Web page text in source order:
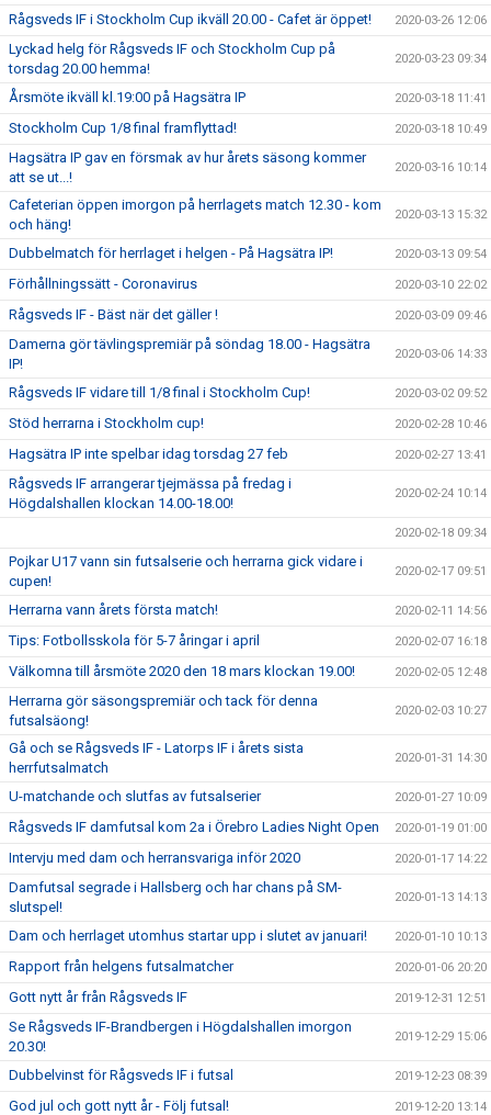
Rågsveds IF i Stockholm Cup ikväll 20.00 - Cafet är öppet! 2020-03-26 12:06
Lyckad helg för Rågsveds IF och Stockholm Cup på
torsdag 20.00 hemma!
2020-03-23 09:34
Årsmöte ikväll kl.19:00 på Hagsätra IP 2020-03-18 11:41
Stockholm Cup 1/8 final framflyttad! 2020-03-18 10:49
Hagsätra IP gav en försmak av hur årets säsong kommer
att se ut...!
2020-03-16 10:14
Cafeterian öppen imorgon på herrlagets match 12.30 - kom
och häng!
2020-03-13 15:32
Dubbelmatch för herrlaget i helgen - På Hagsätra IP! 2020-03-13 09:54
Förhållningssätt - Coronavirus 2020-03-10 22:02
Rågsveds IF - Bäst när det gäller ! 2020-03-09 09:46
Damerna gör tävlingspremiär på söndag 18.00 - Hagsätra
IP!
2020-03-06 14:33
Rågsveds IF vidare till 1/8 final i Stockholm Cup! 2020-03-02 09:52
Stöd herrarna i Stockholm cup! 2020-02-28 10:46
Hagsätra IP inte spelbar idag torsdag 27 feb 2020-02-27 13:41
Rågsveds IF arrangerar tjejmässa på fredag i
Högdalshallen klockan 14.00-18.00!
2020-02-24 10:14
2020-02-18 09:34
Pojkar U17 vann sin futsalserie och herrarna gick vidare i
cupen!
2020-02-17 09:51
Herrarna vann årets första match! 2020-02-11 14:56
Tips: Fotbollsskola för 5-7 åringar i april 2020-02-07 16:18
Välkomna till årsmöte 2020 den 18 mars klockan 19.00! 2020-02-05 12:48
Herrarna gör säsongspremiär och tack för denna
futsalsäong!
2020-02-03 10:27
Gå och se Rågsveds IF - Latorps IF i årets sista
herrfutsalmatch
2020-01-31 14:30
U-matchande och slutfas av futsalserier 2020-01-27 10:09
Rågsveds IF damfutsal kom 2a i Örebro Ladies Night Open 2020-01-19 01:00
Intervju med dam och herransvariga inför 2020 2020-01-17 14:22
Damfutsal segrade i Hallsberg och har chans på SM-
slutspel!
2020-01-13 14:13
Dam och herrlaget utomhus startar upp i slutet av januari! 2020-01-10 10:13
Rapport från helgens futsalmatcher 2020-01-06 20:20
Gott nytt år från Rågsveds IF 2019-12-31 12:51
Se Rågsveds IF-Brandbergen i Högdalshallen imorgon
20.30!
2019-12-29 15:06
Dubbelvinst för Rågsveds IF i futsal 2019-12-23 08:39
God jul och gott nytt år - Följ futsal! 2019-12-20 13:14